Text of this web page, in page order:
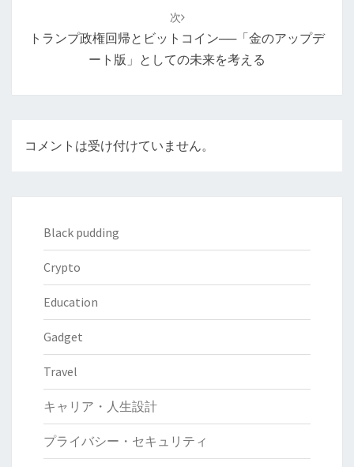
次
トランプ政権回帰とビットコイン──「金のアップデ
ート版」としての未来を考える
コメントは受け付けていません。
Black pudding
Crypto
Education
Gadget
Travel
キャリア・人生設計
プライバシー・セキュリティ